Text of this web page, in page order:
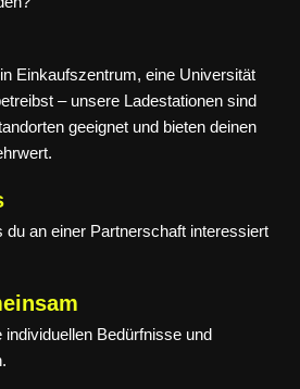
Einkaufszentrum, eine Universität
– unsere Ladestationen sind
geeignet und bieten deinen
du an einer Partnerschaft interessiert
Bedürfnisse und